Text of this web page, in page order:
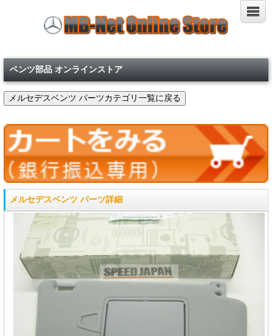
ベンツ部品 オンラインストア
メルセデスベンツ パーツ詳細